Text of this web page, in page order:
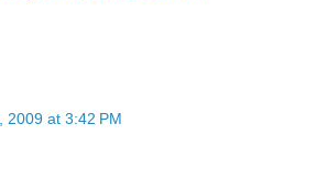
2009 at 3:42 PM